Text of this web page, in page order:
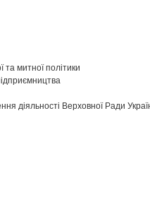
та митної політики
діяльності Верховної Ради